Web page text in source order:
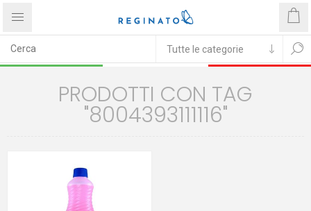
PRODOTTI CON TAG
"8004393111116"